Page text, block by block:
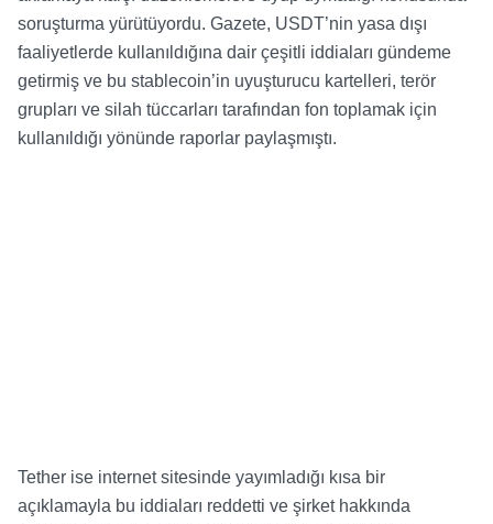
soruşturma yürütüyordu. Gazete, USDT’nin yasa dışı
faaliyetlerde kullanıldığına dair çeşitli iddiaları gündeme
getirmiş ve bu stablecoin’in uyuşturucu kartelleri, terör
grupları ve silah tüccarları tarafından fon toplamak için
kullanıldığı yönünde raporlar paylaşmıştı.
Tether ise internet sitesinde yayımladığı kısa bir
açıklamayla bu iddiaları reddetti ve şirket hakkında